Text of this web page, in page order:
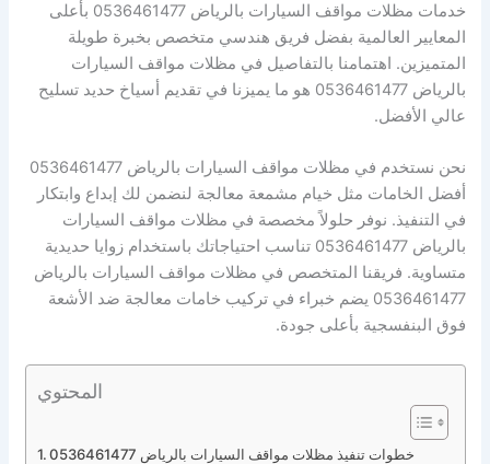
خدمات مظلات مواقف السيارات بالرياض 0536461477 بأعلى
المعايير العالمية بفضل فريق هندسي متخصص بخبرة طويلة
المتميزين. اهتمامنا بالتفاصيل في مظلات مواقف السيارات
بالرياض 0536461477 هو ما يميزنا في تقديم أسياخ حديد تسليح
عالي الأفضل.
نحن نستخدم في مظلات مواقف السيارات بالرياض 0536461477
أفضل الخامات مثل خيام مشمعة معالجة لنضمن لك إبداع وابتكار
في التنفيذ. نوفر حلولاً مخصصة في مظلات مواقف السيارات
بالرياض 0536461477 تناسب احتياجاتك باستخدام زوايا حديدية
متساوية. فريقنا المتخصص في مظلات مواقف السيارات بالرياض
0536461477 يضم خبراء في تركيب خامات معالجة ضد الأشعة
فوق البنفسجية بأعلى جودة.
المحتوي
خطوات تنفيذ مظلات مواقف السيارات بالرياض 0536461477